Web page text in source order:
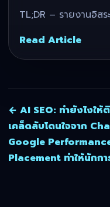
TL;DR – รายงานอิสร
Read Article
← AI SEO: ทำยังไงใ
เคล็ดลับโดนใจจาก
Google
Placement ทำให้นักก